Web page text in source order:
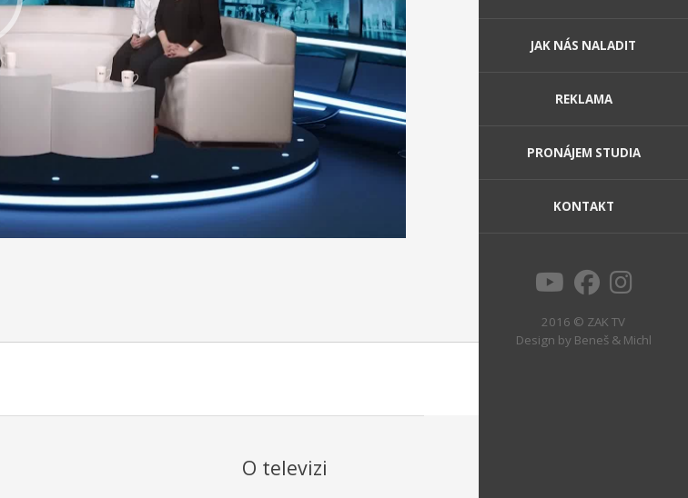
JAK NÁS NALADIT
REKLAMA
PRONÁJEM STUDIA
KONTAKT
2016 © ZAK TV
Design by Beneš & Michl
O televizi